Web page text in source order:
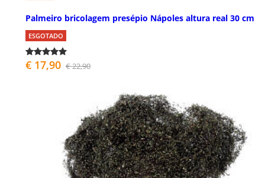
Palmeiro bricolagem presépio Nápoles altura real 30 cm
ESGOTADO
€ 17,90 € 22,90